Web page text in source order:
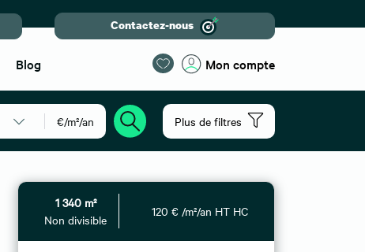
Contactez-nous
Blog Mon compte
€/m²/an Plus de filtres
1 340 m²
Non divisible
120 € /m²/an HT HC